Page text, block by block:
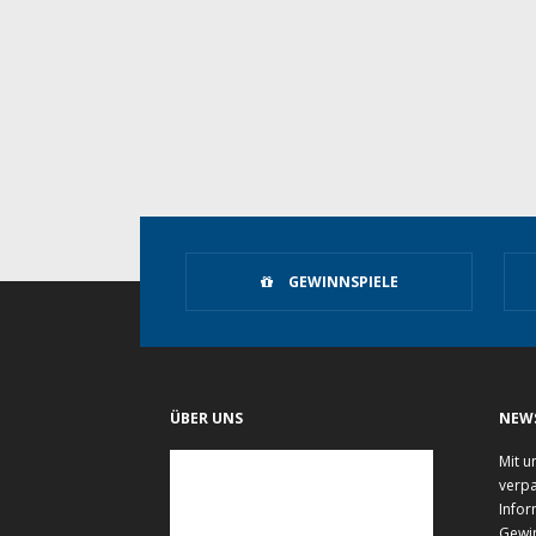
GEWINNSPIELE
ÜBER UNS
Mit